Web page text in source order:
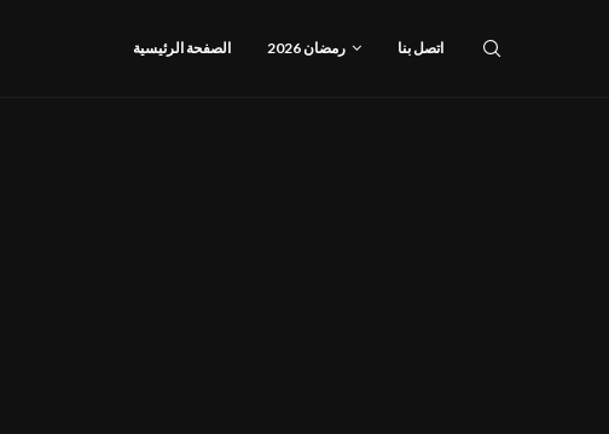
الصفحة الرئيسية رمضان 2026 اتصل بنا